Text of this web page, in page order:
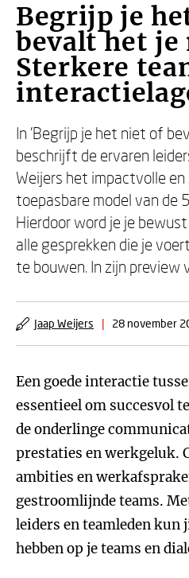
Begrijp je
bevalt het je
Sterkere
In 'Begrijp je het niet of
beschrijft de ervaren
Weijers het impactvolle
toepasbare model van de
Hierdoor word je je
alle gesprekken die je
te bouwen. In zijn preview
Jaap Weijers | 28 november
Een goede interactie
essentieel om succesvol
de onderlinge
prestaties en werkgeluk.
ambities en
gestroomlijnde teams.
leiders en teamleden
hebben op je teams en